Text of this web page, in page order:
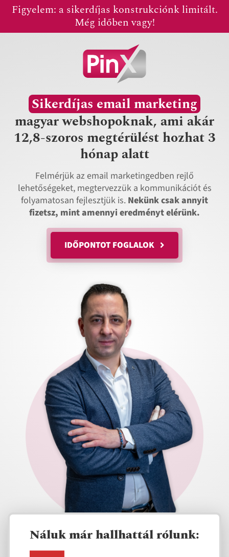
Skip
content
Figyelem: a sikerdíjas konstrukciónk limitált.
Még időben vagy!
Sikerdíjas email marketing
magyar webshopoknak, ami akár
12,8-szoros megtérülést hozhat 3
hónap alatt
Felmérjük az email marketingedben rejlő
lehetőségeket, megtervezzüka kommunikációt és
folyamatosan fejlesztjük is. Nekünkcsak annyit
fizetsz, mint amennyi eredményt elérünk.
IDŐPONTOT FOGLALOK
Náluk már hallhattál rólunk: